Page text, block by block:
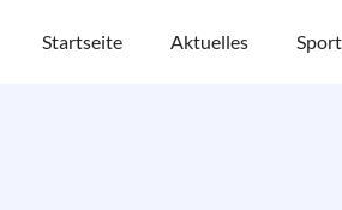
Startseite Aktuelles